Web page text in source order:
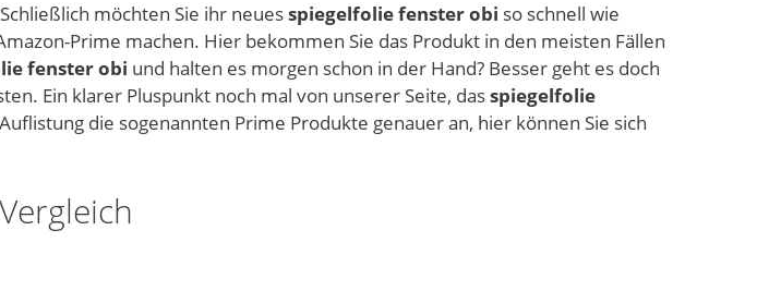
möchten Sie ihr neuesspiegelfolie fenster obi so schnell wie
Prime machen. Hier bekommen Sie das Produkt in den meisten Fällen
fenster obi und halten es morgen schon in der Hand? Besser geht es doch
Ein klarer Pluspunkt noch mal von unserer Seite, dasspiegelfolie
die sogenannten Prime Produkte genauer an, hier können Sie sich
Vergleich